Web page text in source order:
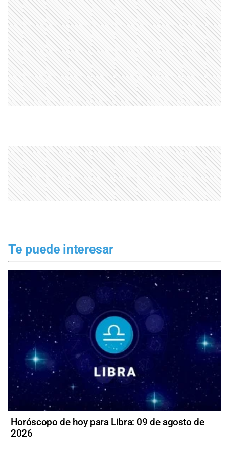
Te puede interesar
Horóscopo de hoy para Libra: 09 de agosto de
2026